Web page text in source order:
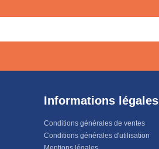
Informations légales
Conditions générales de ventes
Conditions générales d'utilisation